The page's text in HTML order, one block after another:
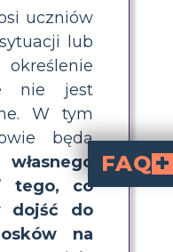
uczniów
lub
nie jest
W tym
będą
tego, co
dojść do
na
FAQ